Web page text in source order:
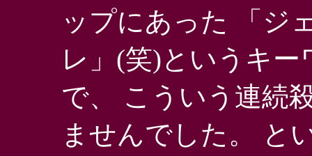
ップにあった 「ジ
レ」(笑)というキ
で、 こういう連続
ませんでした。 と